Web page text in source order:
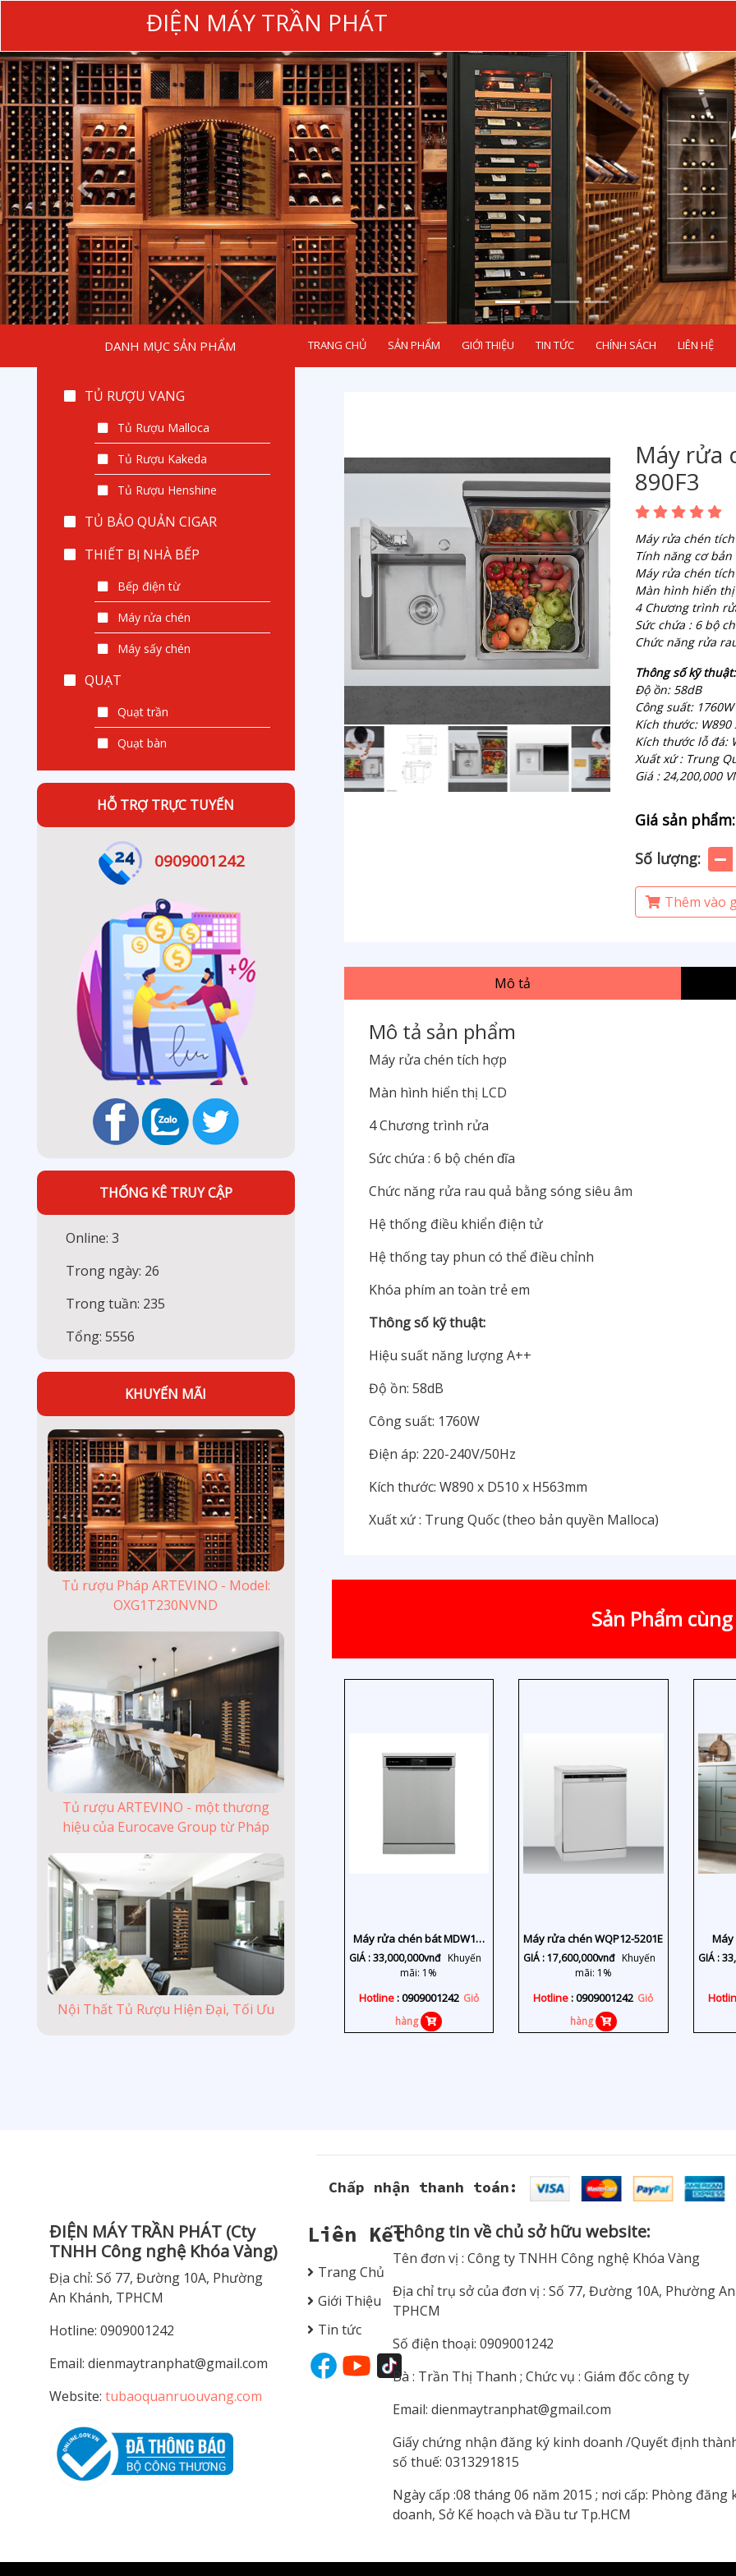
ĐIỆN MÁY TRẦN PHÁT
DANH MỤC SẢN PHẨM TRANG CHỦ SẢN PHẨM GIỚI THIỆU TIN TỨC CHÍNH SÁCH LIÊN HỆ
TỦ RƯỢU VANG
Tủ Rượu Malloca
Tủ Rượu Kakeda
Tủ Rượu Henshine
TỦ BẢO QUẢN CIGAR
THIẾT BỊ NHÀ BẾP
Bếp điện từ
Máy rửa chén
Máy sấy chén
QUẠT
Quạt trần
Quạt bàn
HỖ TRỢ TRỰC TUYẾN
0909001242
THỐNG KÊ TRUY CẬP
Online: 3
Trong ngày: 26
Trong tuần: 235
Tổng: 5556
KHUYẾN MÃI
Tủ rượu Pháp ARTEVINO - Model:
OXG1T230NVND
Tủ rượu ARTEVINO - một thương
hiệu của Eurocave Group từ Pháp
Nội Thất Tủ Rượu Hiện Đại, Tối Ưu
Máy rửa
890F3
Máy rửa chén tích
Tính năng cơ bản
Máy rửa chén
Màn hình hiển thị
4 Chương trình
Sức chứa : 6 bộ
Chức năng rửa
Thông số kỹ thuật:
Độ ồn: 58dB
Công suất: 1760W
Kích thước: W890
Kích thước lỗ đá:
Xuất xứ : Trung
Giá : 24,200,000
Giá sản phẩm:
Số lượng:
Thêm vào
Mô tả
Mô tả sản phẩm
Máy rửa chén tích hợp
Màn hình hiển thị LCD
4 Chương trình rửa
Sức chứa : 6 bộ chén dĩa
Chức năng rửa rau quả bằng sóng siêu âm
Hệ thống điều khiển điện tử
Hệ thống tay phun có thể điều chỉnh
Khóa phím an toàn trẻ em
Thông số kỹ thuật:
Hiệu suất năng lượng A++
Độ ồn: 58dB
Công suất: 1760W
Điện áp: 220-240V/50Hz
Kích thước: W890 x D510 x H563mm
Xuất xứ : Trung Quốc (theo bản quyền Malloca)
Sản Phẩm
Máy rửa chén bát MDW14-
S10TFT
GIÁ :33,000,000vnđ Khuyến
mãi: 1%
Hotline: 0909001242 Giỏ
hàng
Máy rửa chén WQP12-5201E
GIÁ :17,600,000vnđ Khuyến
mãi: 1%
Hotline: 0909001242 Giỏ
hàng
Máy
GIÁ :
Chấp nhận thanh toán:
ĐIỆN MÁY TRẦN PHÁT (Cty
TNHH Công nghệ Khóa Vàng)
Địa chỉ: Số 77, Đường 10A, Phường
An Khánh, TPHCM
Hotline: 0909001242
Email: dienmaytranphat@gmail.com
Website: tubaoquanruouvang.com
Liên Kết
Trang Chủ
Giới Thiệu
Tin tức
Thông tin về chủ sở hữu website:
Tên đơn vị : Công ty TNHH Công nghệ Khóa Vàng
Địa chỉ trụ sở của đơn vị : Số 77, Đường 10A, Phường
TPHCM
Số điện thoại: 0909001242
Bà : Trần Thị Thanh ; Chức vụ : Giám đốc công ty
Email: dienmaytranphat@gmail.com
Giấy chứng nhận đăng ký kinh doanh /Quyết định
số thuế: 0313291815
Ngày cấp :08 tháng 06 năm 2015 ; nơi cấp: Phòng đăng
doanh, Sở Kế hoạch và Đầu tư Tp.HCM